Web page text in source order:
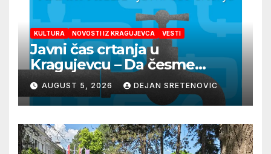
KULTURA NOVOSTI IZ KRAGUJEVCA VESTI
Javni čas crtanja u
Kragujevcu – Da česme
zažive
AUGUST 5, 2026 DEJAN SRETENOVIC